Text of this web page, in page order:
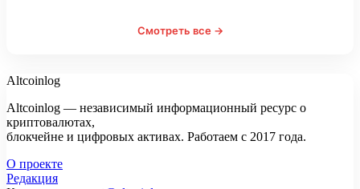
Смотреть все →
Altcoinlog
Altcoinlog — независимый информационный ресурс о
криптовалютах,
блокчейне и цифровых активах. Работаем с 2017 года.
О проекте
Редакция